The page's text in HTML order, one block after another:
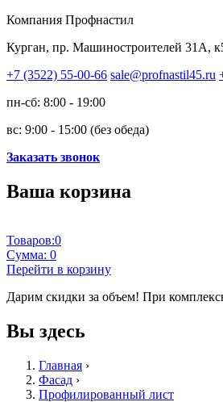
Компания Профнастил
Курган, пр. Машиностроителей 31А,
+7 (3522) 55-00-66 sale@profnastil45.ru
пн-сб: 8:00 - 19:00
вс: 9:00 - 15:00 (без обеда)
Заказать звонок
Ваша корзина
Товаров:0
Сумма: 0
Перейти в корзину
Дарим скидки за объем! При
Вы здесь
Главная ›
Фасад ›
Профилированный лист